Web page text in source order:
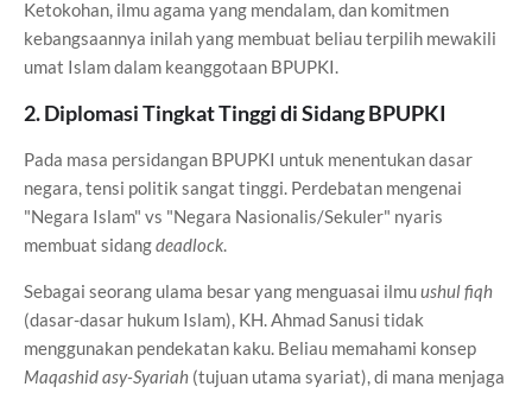
Ketokohan, ilmu agama yang mendalam, dan komitmen
kebangsaannya inilah yang membuat beliau terpilih mewakili
umat Islam dalam keanggotaan BPUPKI.
2. Diplomasi Tingkat Tinggi di Sidang BPUPKI
Pada masa persidangan BPUPKI untuk menentukan dasar
negara, tensi politik sangat tinggi. Perdebatan mengenai
"Negara Islam" vs "Negara Nasionalis/Sekuler" nyaris
membuat sidangdeadlock.
Sebagai seorang ulama besar yang menguasai ilmuushul fiqh
(dasar-dasar hukum Islam), KH. Ahmad Sanusi tidak
menggunakan pendekatan kaku. Beliau memahami konsep
Maqashid asy-Syariah (tujuan utama syariat), di mana menjaga